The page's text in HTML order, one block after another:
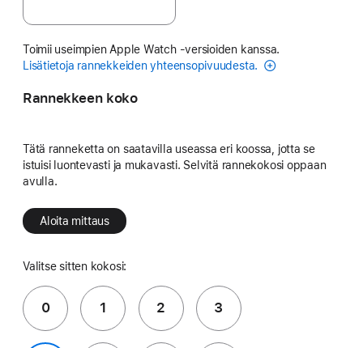
Toimii useimpien Apple Watch ‑versioiden kanssa.
Lisätietoja rannekkeiden yhteensopivuudesta.
Rannekkeen koko
Tätä ranneketta on saatavilla useassa eri koossa, jotta se
istuisi luontevasti ja mukavasti. Selvitä rannekokosi oppaan
avulla.
Aloita mittaus
Valitse sitten kokosi:
0 1 2 3